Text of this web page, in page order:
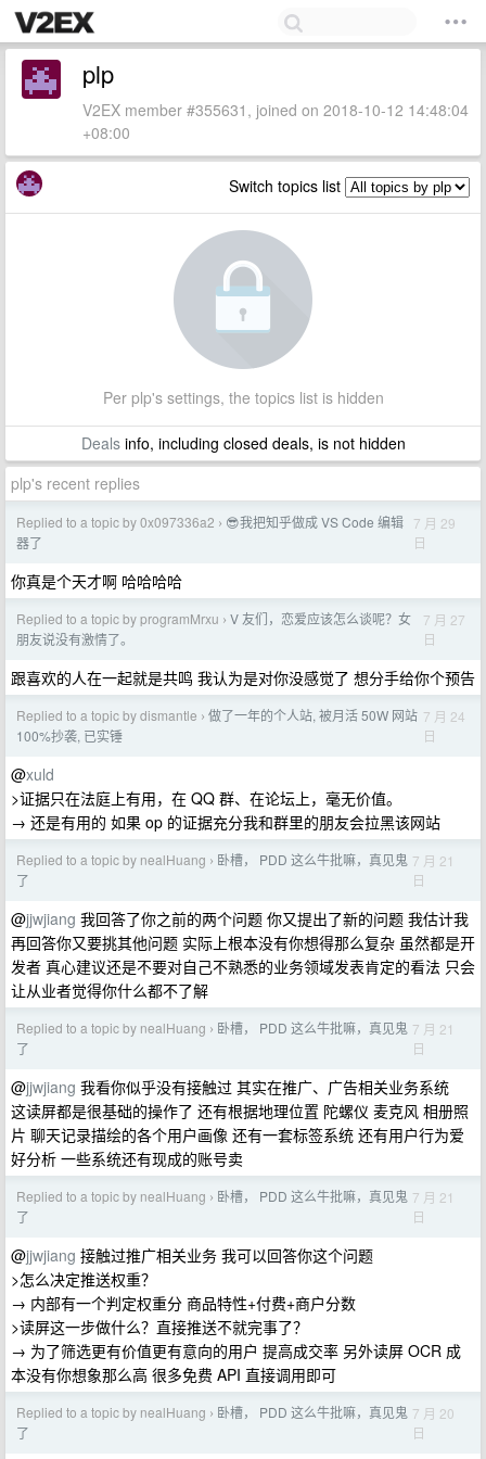
plp
V2EX member #355631, joined on 2018-10-12 14:48:04
+08:00
Switch topics list
Per plp's settings, the topics list is hidden
Dealsinfo, including closed deals, is not hidden
plp's recent replies
Replied to a topic by 0x097336a2 › 😎我把知乎做成 VS Code 编辑
器了
7 月 29
日
你真是个天才啊 哈哈哈哈
Replied to a topic by programMrxu › V 友们，恋爱应该怎么谈呢？女
朋友说没有激情了。
7 月 27
日
跟喜欢的人在一起就是共鸣 我认为是对你没感觉了 想分手给你个预告
Replied to a topic by dismantle › 做了一年的个人站, 被月活 50W 网站
100%抄袭, 已实锤
7 月 24
日
@xuld
>证据只在法庭上有用，在 QQ 群、在论坛上，毫无价值。
→ 还是有用的 如果 op 的证据充分我和群里的朋友会拉黑该网站
Replied to a topic by nealHuang › 卧槽， PDD 这么牛批嘛，真见鬼
了
7 月 21
日
@jjwjiang 我回答了你之前的两个问题 你又提出了新的问题 我估计我
再回答你又要挑其他问题 实际上根本没有你想得那么复杂 虽然都是开
发者 真心建议还是不要对自己不熟悉的业务领域发表肯定的看法 只会
让从业者觉得你什么都不了解
Replied to a topic by nealHuang › 卧槽， PDD 这么牛批嘛，真见鬼
了
7 月 21
日
@jjwjiang 我看你似乎没有接触过 其实在推广、广告相关业务系统
这读屏都是很基础的操作了 还有根据地理位置 陀螺仪 麦克风 相册照
片 聊天记录描绘的各个用户画像 还有一套标签系统 还有用户行为爱
好分析 一些系统还有现成的账号卖
Replied to a topic by nealHuang › 卧槽， PDD 这么牛批嘛，真见鬼
了
7 月 21
日
@jjwjiang 接触过推广相关业务 我可以回答你这个问题
>怎么决定推送权重？
→ 内部有一个判定权重分 商品特性+付费+商户分数
>读屏这一步做什么？直接推送不就完事了？
→ 为了筛选更有价值更有意向的用户 提高成交率 另外读屏 OCR 成
本没有你想象那么高 很多免费 API 直接调用即可
Replied to a topic by nealHuang › 卧槽， PDD 这么牛批嘛，真见鬼
了
7 月 20
日